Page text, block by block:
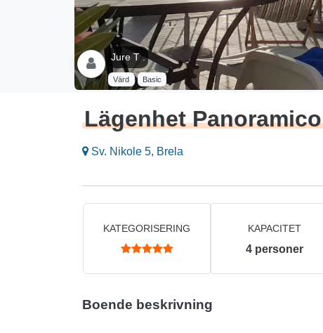
Jure T .
Värd Basic
Lägenhet Panoramico
Sv. Nikole 5, Brela
KATEGORISERING KAPACITET
4 personer
Boende beskrivning